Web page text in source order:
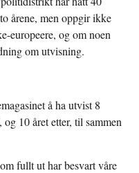
årene, men oppgir ikke
europeere, og om noen
om utvisning.
å ha utvist 8
10 året etter, til sammen
fullt ut har besvart våre